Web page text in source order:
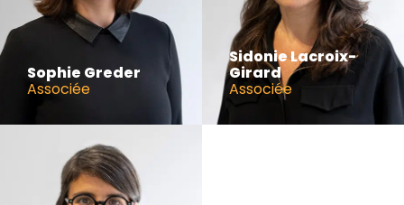
Sophie Greder
Associée
Sidonie Lacroix-
Girard
Associée